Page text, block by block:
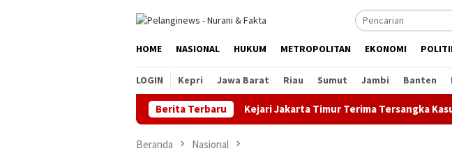
HOME NASIONAL HUKUM METROPOLITAN EKONOMI
LOGIN Kepri Jawa Barat Riau Sumut Jambi Banten
Berita TerbaruKejari Jakarta Timur Terima Tersangka Kasus Pidana
Beranda Nasional